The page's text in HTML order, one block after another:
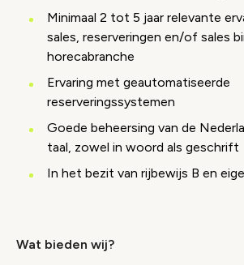
Minimaal 2 tot 5 jaar relevante
sales, reserveringen en/of sales
horecabranche
Ervaring met geautomatiseerde
reserveringssystemen
Goede beheersing van de
taal, zowel in woord als geschrift
In het bezit van rijbewijs B en
Wat bieden wij?